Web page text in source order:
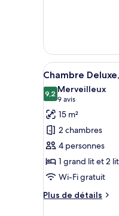
lits
une
place
type
de
chambre
Chambre
Standard,
2
lits
une
place
Afficher
toutes
les
photos
pour
ce
type
de
chambre :
Chambre
1
Chambre
9,29,2 sur 10
Merveilleux
9 avis
(9 avis)
15 m²
2 chambres
4 personnes
1 grand lit et 2
Wi-Fi gratuit
Plus de détails
Plus